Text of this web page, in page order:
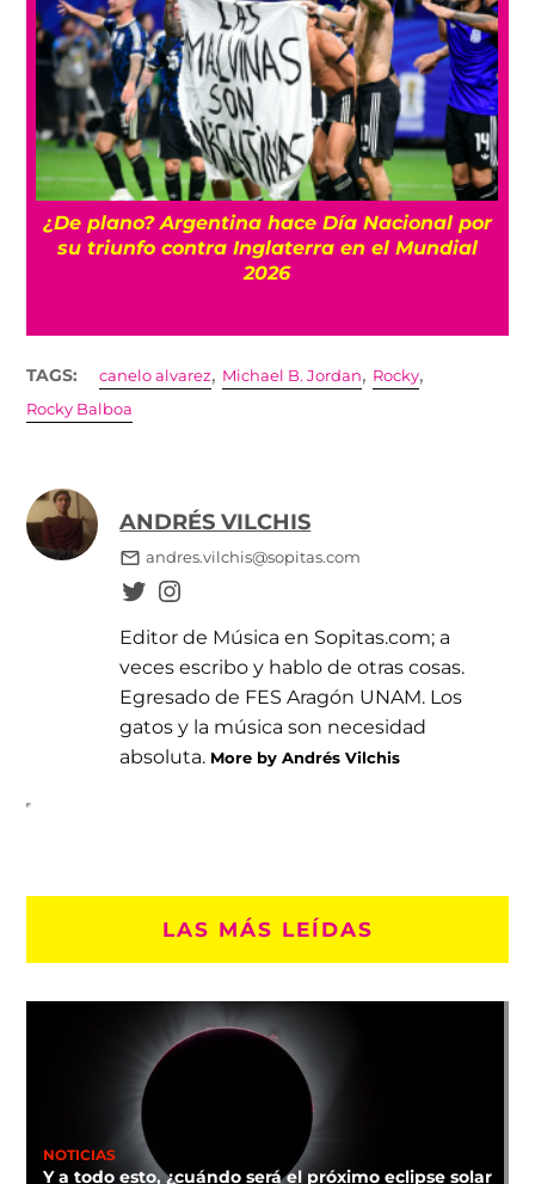
¿De plano? Argentina hace Día Nacional por
su triunfo contra Inglaterra en el Mundial
2026
TAGS: canelo alvarez, Michael B. Jordan, Rocky,
Rocky Balboa
ANDRÉS VILCHIS
andres.vilchis@sopitas.com
Editor de Música en Sopitas.com; a
veces escribo y hablo de otras cosas.
Egresado de FES Aragón UNAM. Los
gatos y la música son necesidad
absoluta. More by Andrés Vilchis
LAS MÁS LEÍDAS
NOTICIAS
Y a todo esto, ¿cuándo será el próximo eclipse solar